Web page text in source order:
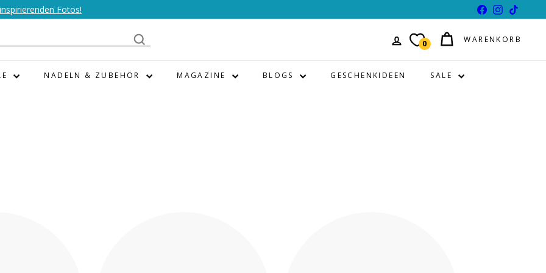
Fotos! FacebookInstagram
0 WARENKORB
NADELN & ZUBEHÖR MAGAZINE BLOGS GESCHENKIDEEN SALE